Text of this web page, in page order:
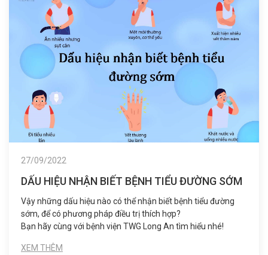
27/09/2022
DẤU HIỆU NHẬN BIẾT BỆNH TIỂU ĐƯỜNG SỚM
Vậy những dấu hiệu nào có thể nhận biết bệnh tiểu đường
sớm, để có phương pháp điều trị thích hợp?
Bạn hãy cùng với bệnh viện TWG Long An tìm hiểu nhé!
XEM THÊM